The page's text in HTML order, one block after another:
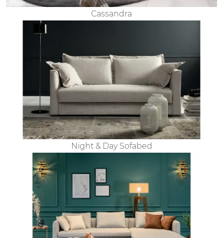
Cassandra
Night & Day Sofabed